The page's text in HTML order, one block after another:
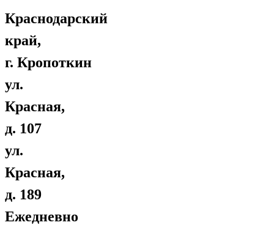
Краснодарский
край,
г. Кропоткин
ул.
Красная,
д. 107
ул.
Красная,
д. 189
Ежедневно